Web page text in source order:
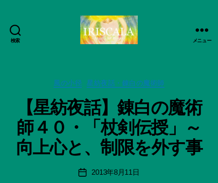
検索
日
記
録・
作
品
集-
IRISCALA
メニュー
カ
ー
風の小径 星紡夜話・錬白の魔術師
【星紡夜話】錬白の魔術
師４０・「杖剣伝授」～
向上心と、制限を外す事
投
稿
成
:
船
智
日
月
＊
投
2013年8月11日